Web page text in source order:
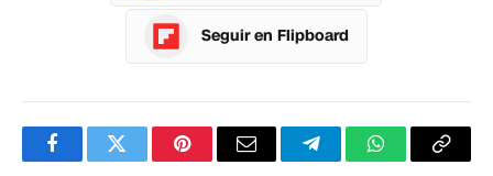
Seguir en Flipboard
FacebookTwitterPinterestCorreoTelegramWhatsApp